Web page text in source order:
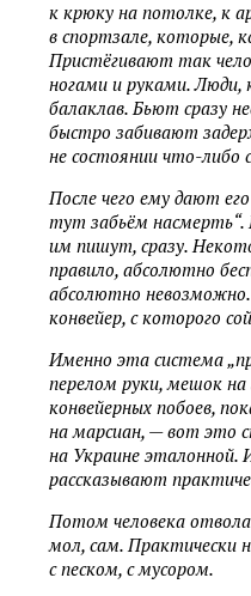
к крюку на потолке, к
в спортзале, которые,
Пристёгивают так
ногами и руками.
балаклав. Бьют сразу
быстро забивают
не состоянии что-либо
После чего ему дают
тут забьём насмерть“.
им пишут, сразу.
правило, абсолютно
абсолютно
конвейер, с которого
Именно эта система
перелом руки, мешок
конвейерных побоев,
на марсиан, — вот это
на Украине эталонной.
рассказывают
Потом человека
мол, сам. Практически
с песком, с мусором.